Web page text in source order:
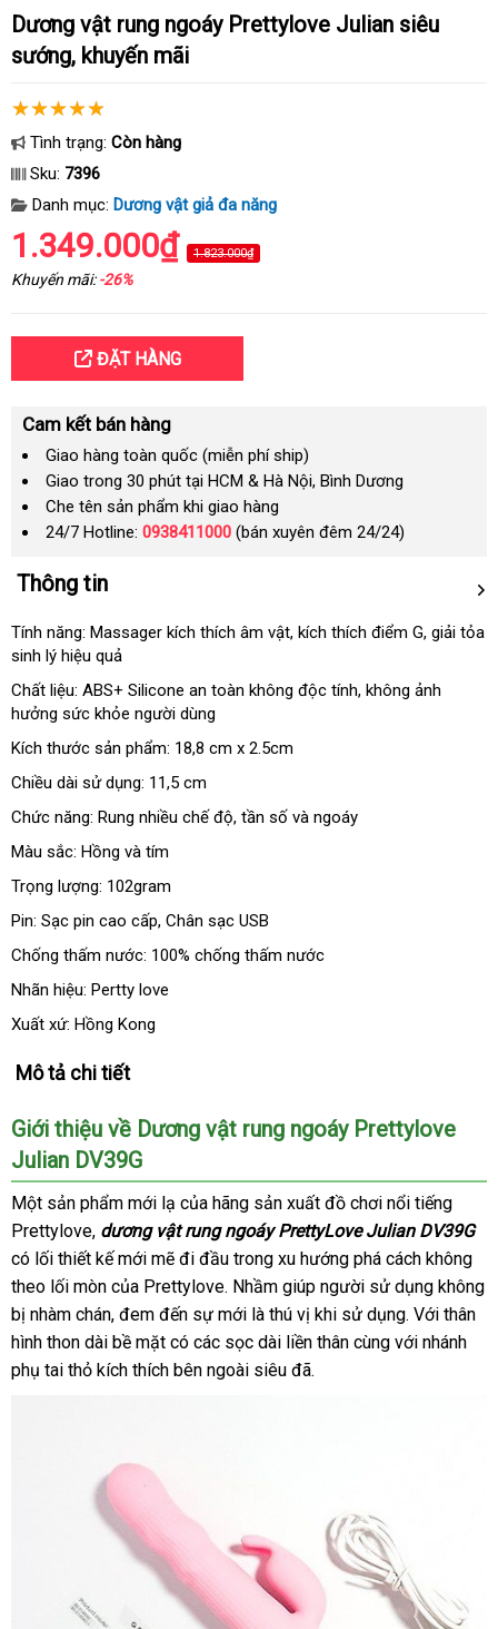
Dương vật rung ngoáy Prettylove Julian siêu
sướng, khuyến mãi
Tình trạng: Còn hàng
Sku: 7396
Danh mục: Dương vật giả đa năng
1.349.000₫ 1.823.000₫
Khuyến mãi:-26%
ĐẶT HÀNG
Cam kết bán hàng
Giao hàng toàn quốc (miễn phí ship)
Giao trong 30 phút tại HCM & Hà Nội, Bình Dương
Che tên sản phẩm khi giao hàng
24/7 Hotline: 0938411000 (bán xuyên đêm 24/24)
Thông tin
Tính năng: Massager kích thích âm vậtkhuyến
, kích thích điểm Gcao
, giải tỏa
sinh lý hiệu quả
Chất liệu: ABS+ Silicone an toàn không độc tínhkhách
, không ảnh
hưởng sức khỏe người dùng
Kích thước sản phẩm: 18,8 cm x 2.5cm
Chiều dài sử dụng: 11,5 cm
Chức năng: Rung nhiều chế độnhanh
, tần số nước
và ngoáy
Màu sắc: Hồng hàng
giả
và tím
Trọng lượng: 102gram
Pin: Sạc pin cao cấpnổi
tiếng
, Chân sạc USB
Chống thấm nước: 100% chống thấm nước
Nhãn hiệu: Pertty love
Xuất xứ: Hồng Kong
Mô tả chi tiết
Giới thiệu về Dương vật rung ngoáy Prettylove
Julian DV39G
Một sản phẩm mới lạ ở
đâu
của hãng sản xuất đồ chơi nổi tiếng
PrettyloveTrung
Quốc
, dương vật rung ngoáy PrettyLove Julian DV39G
có lối thiết kế mới mẽ đi đầu trong xu hướng phá cách không
theo lối mòn rẻ
nhất
của Prettylovemới
nhất
. Nhầm giúp người sử dụng không
bị nhàm chántư
vấn
, đem đến sự mới là thú vị khi sử dụngNhật
Bản
. Với thân
hình thon dài bề mặt có thống
kê
các sọc dài liền thân cùng Lazada
với nhánh
phụ tai thỏ kích thích bên ngoài siêu đã.